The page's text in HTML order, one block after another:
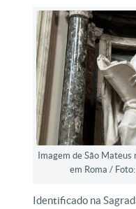
Imagem de São
em Roma /
Identificado na